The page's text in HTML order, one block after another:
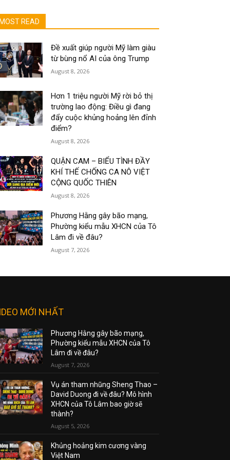
MOST READ
Đề xuất giúp người Mỹ làm giàu
từ bùng nổ AI của ông Trump
August 8, 2026
Hơn 1 triệu người Mỹ rời bỏ thị
trường lao động: Điều gì đang
đẩy cuộc khủng hoảng lên đỉnh
điểm?
August 8, 2026
QUẬN CAM – BIỂU TÌNH ĐẦY
KHÍ THẾ CHỐNG CA NÔ VIỆT
CỘNG QUỐC THIÊN
August 8, 2026
Phương Hằng gây bão mạng,
Phường kiểu mẫu XHCN của Tô
Lâm đi về đâu?
August 7, 2026
MỚI NHẤT
Phương Hằng gây bão mạng,
Phường kiểu mẫu XHCN của Tô
Lâm đi về đâu?
August 7, 2026
Vụ án tham nhũng Sheng Thao –
David Duong đi về đâu? Mô hình
XHCN của Tô Lâm bao giờ sẽ
thành?
August 5, 2026
Khủng hoảng kim cương vàng
Việt Nam